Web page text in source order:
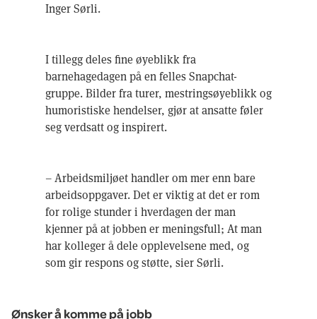
Inger Sørli.
I tillegg deles fine øyeblikk fra
barnehagedagen på en felles Snapchat-
gruppe. Bilder fra turer, mestringsøyeblikk og
humoristiske hendelser, gjør at ansatte føler
seg verdsatt og inspirert.
– Arbeidsmiljøet handler om mer enn bare
arbeidsoppgaver. Det er viktig at det er rom
for rolige stunder i hverdagen der man
kjenner på at jobben er meningsfull; At man
har kolleger å dele opplevelsene med, og
som gir respons og støtte, sier Sørli.
Ønsker å komme på jobb